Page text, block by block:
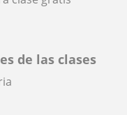
de las clases